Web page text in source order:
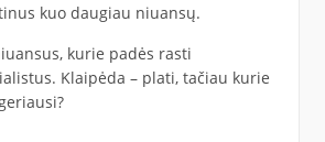
kuo daugiau niuansų.
kurie padės rasti
Klaipėda – plati, tačiau kurie